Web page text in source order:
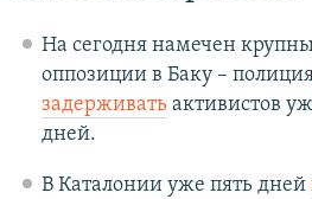
На сегодня намечен
оппозиции в Баку –
задерживатьактивистов
дней.
В Каталонии уже пять дней